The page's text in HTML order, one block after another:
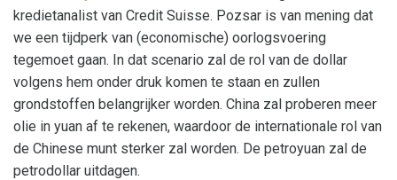
kredietanalist van Credit Suisse. Pozsar is van mening dat
we een tijdperk van (economische) oorlogsvoering
tegemoet gaan. In dat scenario zal de rol van de dollar
volgens hem onder druk komen te staan en zullen
grondstoffen belangrijker worden. China zal proberen meer
olie in yuan af te rekenen, waardoor de internationale rol van
de Chinese munt sterker zal worden. De petroyuan zal de
petrodollar uitdagen.